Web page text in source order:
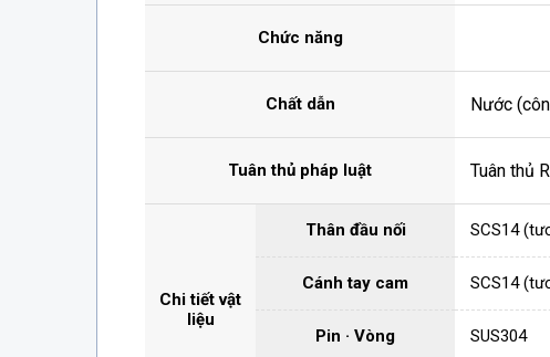
Chức năng
Chất dẫn Nước
Tuân thủ pháp luật Tuân thủ
Chi tiết vật
liệu
Thân đầu nối SCS14
Cánh tay cam SCS14
Pin · Vòng SUS304